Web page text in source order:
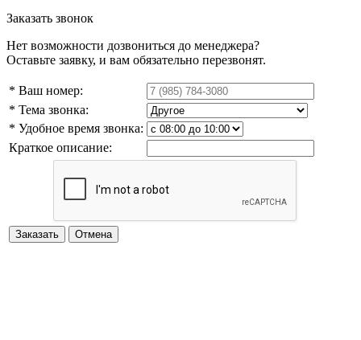
Заказать звонок
Нет возможности дозвониться до менеджера?
Оставьте заявку, и вам обязательно перезвонят.
* Ваш номер:
* Тема звонка:
* Удобное время звонка:
Краткое описание: